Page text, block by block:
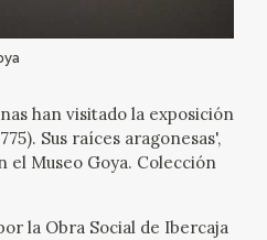
han visitado la exposición
Sus raíces aragonesas',
el Museo Goya. Colección
la Obra Social de Ibercaja